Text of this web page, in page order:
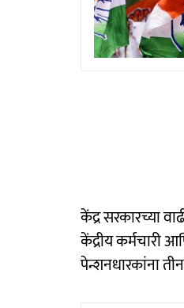
केंद्र सरकारच्या
केंद्रीय कर्मचारी
पेन्शनधारकांना